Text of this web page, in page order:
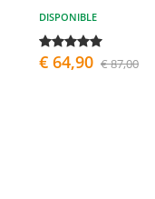
DISPONIBLE
€ 64,90 € 87,00